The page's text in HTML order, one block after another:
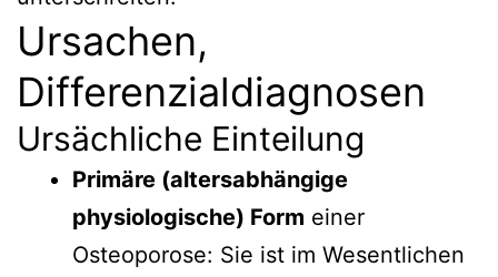
Ursachen,
Differenzialdiagnosen
Ursächliche Einteilung
Primäre (altersabhängige
physiologische) Form einer
Osteoporose: Sie ist im Wesentlichen